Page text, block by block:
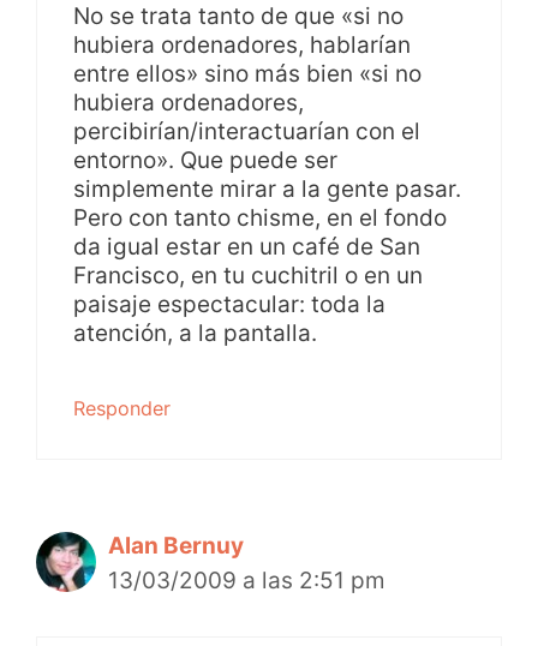
No se trata tanto de que «si no
hubiera ordenadores, hablarían
entre ellos» sino más bien «si no
hubiera ordenadores,
percibirían/interactuarían con el
entorno». Que puede ser
simplemente mirar a la gente pasar.
Pero con tanto chisme, en el fondo
da igual estar en un café de San
Francisco, en tu cuchitril o en un
paisaje espectacular: toda la
atención, a la pantalla.
Responder
Alan Bernuy
13/03/2009 a las 2:51 pm